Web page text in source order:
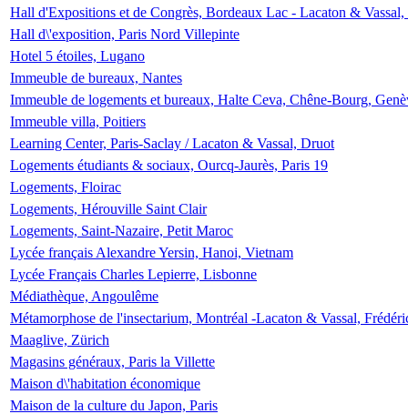
Hall d'Expositions et de Congrès, Bordeaux Lac - Lacaton &
Hall d\'exposition, Paris Nord Villepinte
Hotel 5 étoiles, Lugano
Immeuble de bureaux, Nantes
Immeuble de logements et bureaux, Halte Ceva, Chêne-Bourg,
Immeuble villa, Poitiers
Learning Center, Paris-Saclay / Lacaton & Vassal, Druot
Logements étudiants & sociaux, Ourcq-Jaurès, Paris 19
Logements, Floirac
Logements, Hérouville Saint Clair
Logements, Saint-Nazaire, Petit Maroc
Lycée français Alexandre Yersin, Hanoi, Vietnam
Lycée Français Charles Lepierre, Lisbonne
Médiathèque, Angoulême
Métamorphose de l'insectarium, Montréal -Lacaton & Vassal,
Maaglive, Zürich
Magasins généraux, Paris la Villette
Maison d\'habitation économique
Maison de la culture du Japon, Paris